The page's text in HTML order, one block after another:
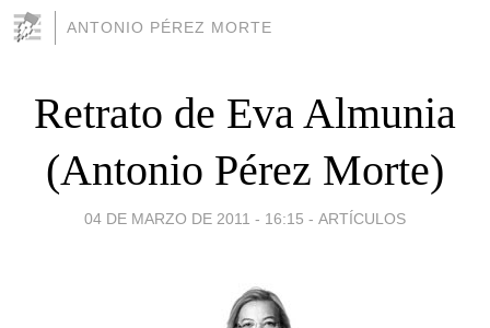
ANTONIO PÉREZ MORTE
Retrato de Eva Almunia
(Antonio Pérez Morte)
04 DE MARZO DE 2011 - 16:15 - ARTÍCULOS